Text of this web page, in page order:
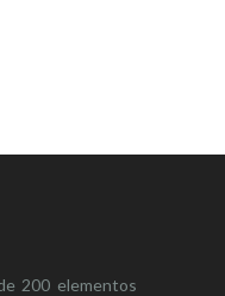
200 elementos